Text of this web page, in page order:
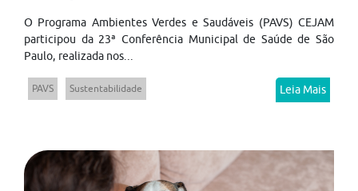
O Programa Ambientes Verdes e Saudáveis (PAVS) CEJAM
participou da 23ª Conferência Municipal de Saúde de São
Paulo, realizada nos...
PAVS Sustentabilidade Leia Mais